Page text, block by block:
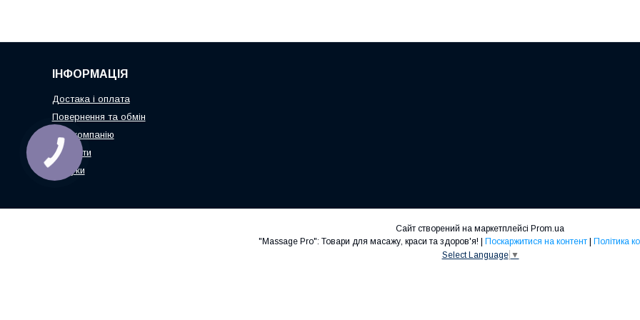
ІНФОРМАЦІЯ
Достака і оплата
Повернення та обмін
Про компанію
Контакти
Відгуки
Сайт створений на маркетплейсі Prom.ua
Поскаржитися на контент
Політика
Select Language ▼